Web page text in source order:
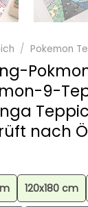
/ Pokemon
9-
nach
120x180 cm